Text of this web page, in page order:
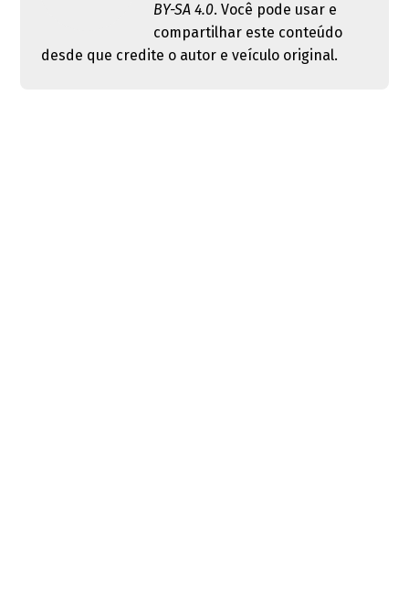
BY-SA 4.0. Você pode usar e
compartilhar este conteúdo
desde que credite o autor e veículo original.